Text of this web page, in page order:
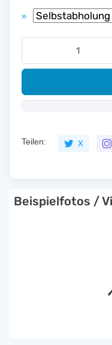
»
Teilen: X
Beispielfotos /